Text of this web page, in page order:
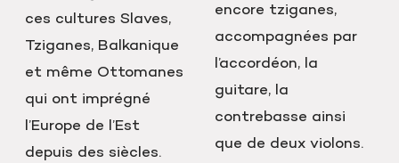
ces cultures Slaves,
Tziganes, Balkanique
et même Ottomanes
qui ont imprégné
l’Europe de l’Est
depuis des siècles.
encore tziganes,
accompagnées par
l’accordéon, la
guitare, la
contrebasse ainsi
que de deux violons.